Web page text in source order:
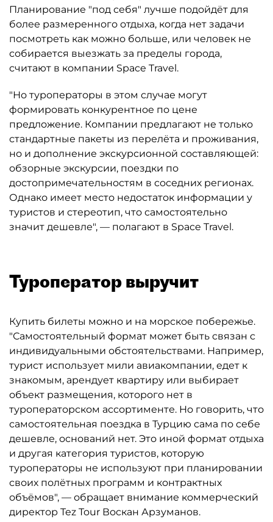
Планирование "под себя" лучше подойдёт для
более размеренного отдыха, когда нет задачи
посмотреть как можно больше, или человек не
собирается выезжать за пределы города,
считают в компании Space Travel.
"Но туроператоры в этом случае могут
формировать конкурентное по цене
предложение. Компании предлагают не только
стандартные пакеты из перелёта и проживания,
но и дополнение экскурсионной составляющей:
обзорные экскурсии, поездки по
достопримечательностям в соседних регионах.
Однако имеет место недостаток информации у
туристов и стереотип, что самостоятельно
значит дешевле", — полагают в Space Travel.
Туроператор выручит
Купить билеты можно и на морское побережье.
"Самостоятельный формат может быть связан с
индивидуальными обстоятельствами. Например,
турист использует мили авиакомпании, едет к
знакомым, арендует квартиру или выбирает
объект размещения, которого нет в
туроператорском ассортименте. Но говорить, что
самостоятельная поездка в Турцию сама по себе
дешевле, оснований нет. Это иной формат отдыха
и другая категория туристов, которую
туроператоры не используют при планировании
своих полётных программ и контрактных
объёмов", — обращает внимание коммерческий
директор Tez Tour Воскан Арзуманов.